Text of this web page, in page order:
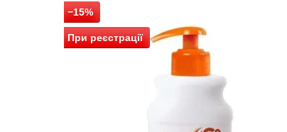
−15%
При реєстрації